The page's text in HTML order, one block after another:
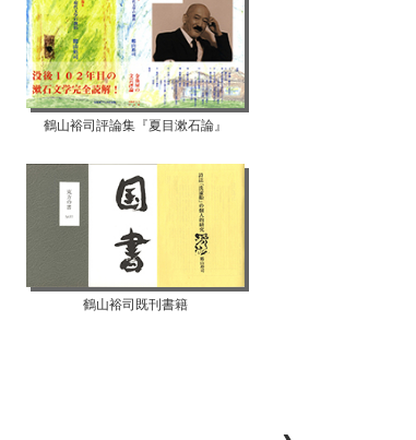
鶴山裕司評論集『夏目漱石論』
鶴山裕司既刊書籍